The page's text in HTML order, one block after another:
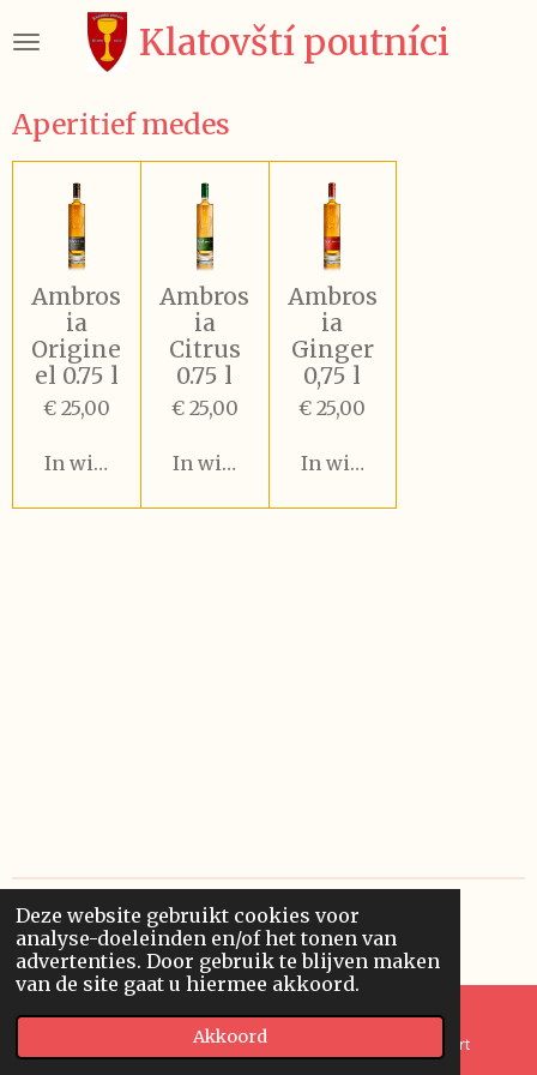
Deze website gebruikt cookies voor
analyse-doeleinden en/of het tonen van
advertenties. Door gebruik te blijven maken
van de site gaat u hiermee akkoord.
Akkoord
direct
de
hoofdinhoud
Klatovští poutníci
Aperitief medes
Ambros
ia
Origine
el 0.75 l
€ 25,00
In winkelwagen
Ambros
ia
Citrus
0.75 l
€ 25,00
In winkelwagen
Ambros
ia
Ginger
0,75 l
€ 25,00
In winkelwagen
© 2022 - 2026 Klatovští poutníci
Powered byJouwWeb
Telefoonnummer Kaart